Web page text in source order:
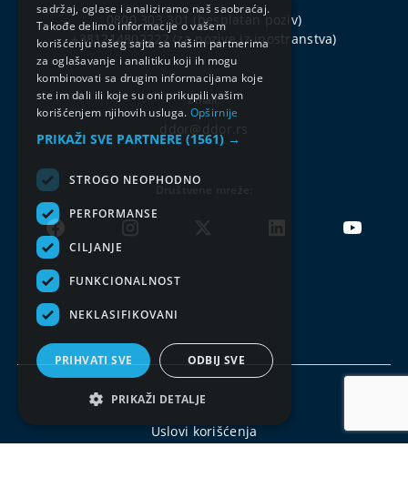
0800 303 301
(besplatan poziv)
+381214802222(za pozive iz inostranstva)
Email:
ddor@ddor.rs
Uslovi korišćenja
sadržaj, oglase i analiziramo naš saobraćaj.
Takođe delimo informacije o vašem
korišćenju našeg sajta sa našim partnerima
za oglašavanje i analitiku koji ih mogu
kombinovati sa drugim informacijama koje
ste im dali ili koje su oni prikupili vašim
korišćenjem njihovih usluga. Opširnije
PRIKAŽI SVE PARTNERE (1561) →
STROGO NEOPHODNO
PERFORMANSE
CILJANJE
FUNKCIONALNOST
NEKLASIFIKOVANI
PRIHVATI SVE ODBIJ SVE
PRIKAŽI DETALJE